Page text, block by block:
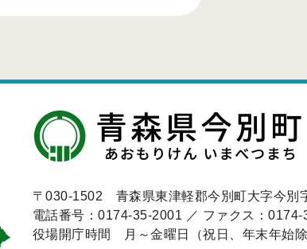
〒030-1502 青森県東津軽郡今別町大字今別
電話番号：0174-35-2001 ／ ファクス：0174-
役場開庁時間 月～金曜日（祝日、年末年始